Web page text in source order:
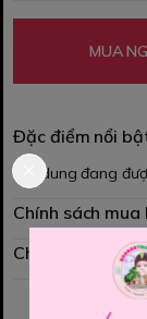
MUA
Đặc điểm nổi
Nội dung đang
Chính sách mua
Chính sách đổi